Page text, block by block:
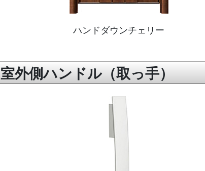
ハンドダウンチェリー
室外側ハンドル（取っ手）